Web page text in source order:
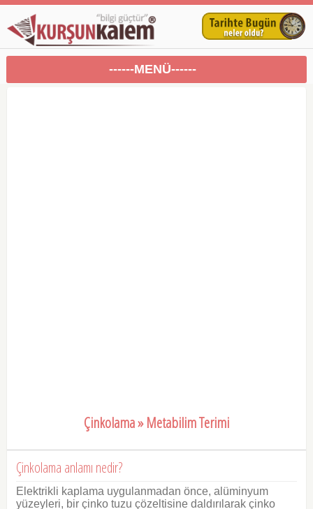
------MENÜ------
Çinkolama » Metabilim Terimi
Çinkolama anlamı nedir?
Elektrikli kaplama uygulanmadan önce, alüminyum
yüzeyleri, bir çinko tuzu çözeltisine daldırılarak çinko